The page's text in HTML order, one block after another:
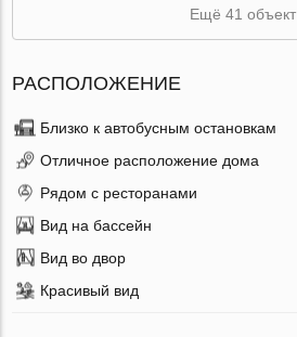
Ещё 41 объект
РАСПОЛОЖЕНИЕ
Близко к автобусным остановкам
Отличное расположение дома
Рядом с ресторанами
Вид на бассейн
Вид во двор
Красивый вид